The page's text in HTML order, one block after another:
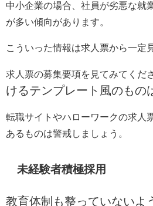
中小企業の場合、社員が劣悪な就
が多い傾向があります。
こういった情報は求人票から一定
求人票の募集要項を見てみてくだ
けるテンプレート風のもの
転職サイトやハローワークの求人
あるものは警戒しましょう。
未経験者積極採用
教育体制も整っていないよ